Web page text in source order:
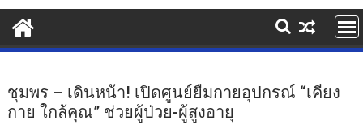
ชุมพร – เดินหน้า! เปิดศูนย์ยืมกายอุปกรณ์ “เคียง
กาย ใกล้คุณ” ช่วยผู้ป่วย-ผู้สูงอายุ